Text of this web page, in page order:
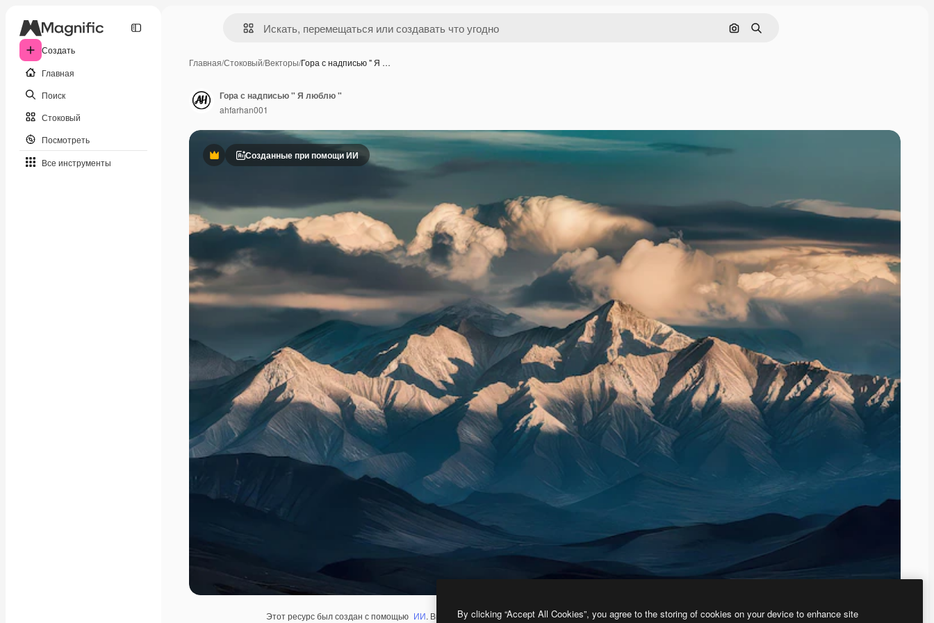
Создать
Главная
Поиск
Стоковый
Посмотреть
Все инструменты
Поиск по изображению
Поиск
Главная/Стоковый/Векторы/Гора с надписью " Я …
ПремиумСозданные при помощи ИИ
Этот ресурс был создан с помощью ИИ. Вы можете создать свой собственный с помощью нашего генератора изображений на основе ИИ.
Гора с надписью " Я люблю "
ahfarhan001
By clicking “Accept All Cookies”, you agree to the storing of cookies on your device to enhance site